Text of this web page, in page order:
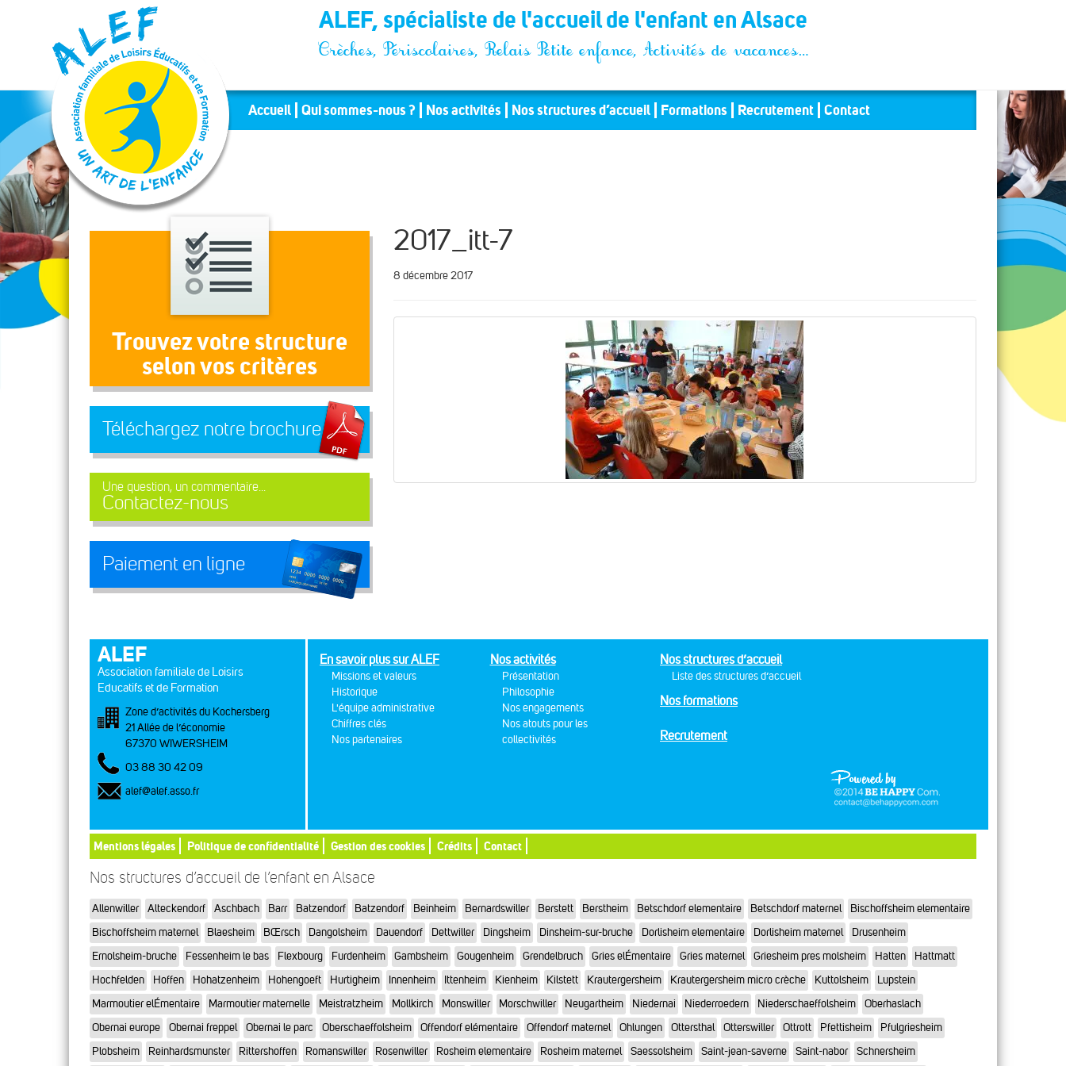
Panneau de gestion des cookies ALEF, spécialiste de l'accueil de l'enfant en Alsace
Crèches, Périscolaires, Relais Petite enfance, Activités de vacances…
Accueil Qui sommes-nous ? Nos activités Nos structures d’accueil Formations Recrutement Contact
Trouvez votre structure
selon vos critères
Téléchargez notre brochure
Une question, un commentaire...
Contactez-nous
Paiement en ligne
2017_itt-7
8 décembre 2017
ALEF
Association familiale de Loisirs
Educatifs et de Formation
Zone d’activités du Kochersberg
21 Allée de l’économie
67370 WIWERSHEIM
03 88 30 42 09
alef@alef.asso.fr
En savoir plus sur ALEF
Missions et valeurs
Historique
L'équipe administrative
Chiffres clés
Nos partenaires
Nos activités
Présentation
Philosophie
Nos engagements
Nos atouts pour les
collectivités
Nos structures d’accueil
Liste des structures d’accueil
Nos formations
Recrutement
Mentions légales Politique de confidentialité Gestion des cookies Crédits Contact
Nos structures d’accueil de l’enfant en Alsace
Allenwiller Alteckendorf Aschbach Barr Batzendorf Batzendorf Beinheim Bernardswiller Berstett Berstheim Betschdorf elementaire Betschdorf maternel
Bischoffsheim elementaire
Bischoffsheim maternel
Blaesheim BŒrsch Dangolsheim Dauendorf Dettwiller Dingsheim Dinsheim-sur-bruche Dorlisheim elementaire Dorlisheim maternel
Drusenheim
Ernolsheim-bruche
Fessenheim le bas Flexbourg Furdenheim Gambsheim Gougenheim Grendelbruch Gries elÉmentaire Gries maternel Griesheim pres molsheim Hatten
Hattmatt
Hochfelden
Hoffen Hohatzenheim Hohengoeft Hurtigheim Innenheim Ittenheim Kienheim Kilstett Krautergersheim Krautergersheim micro crèche Kuttolsheim
Lupstein
Marmoutier elÉmentaire
Marmoutier maternelle Meistratzheim Mollkirch Monswiller Morschwiller Neugartheim Niedernai Niederroedern Niederschaeffolsheim
Oberhaslach
Obernai europe
Obernai freppel Obernai le parc Oberschaeffolsheim Offendorf elémentaire Offendorf maternel Ohlungen Ottersthal Otterswiller Ottrott Pfettisheim
Pfulgriesheim
Plobsheim
Reinhardsmunster Rittershoffen Romanswiller Rosenwiller Rosheim elementaire Rosheim maternel Saessolsheim Saint-jean-saverne Saint-nabor Schnersheim